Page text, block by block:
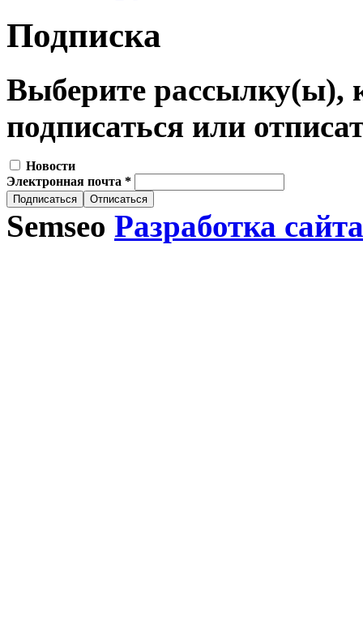
Подписка
Выберите рассылку(ы),
подписаться или
Новости
Электронная почта *
Semseo Разработка сайта